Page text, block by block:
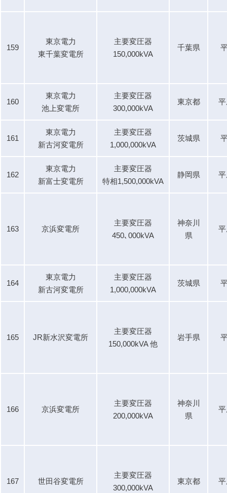
159
東京電力
東千葉変電所
主要変圧器
150,000kVA
千葉県
160
東京電力
池上変電所
主要変圧器
300,000kVA
東京都
161
東京電力
新古河変電所
主要変圧器
1,000,000kVA
茨城県
162
東京電力
新富士変電所
主要変圧器
特相1,500,000kVA
静岡県
163 京浜変電所
主要変圧器
450､000kVA
神奈川
県
164
東京電力
新古河変電所
主要変圧器
1,000,000kVA
茨城県
165 JR新水沢変電所
主要変圧器
150,000kVA 他
岩手県
166 京浜変電所
主要変圧器
200,000kVA
神奈川
県
167 世田谷変電所
主要変圧器
300,000kVA
東京都